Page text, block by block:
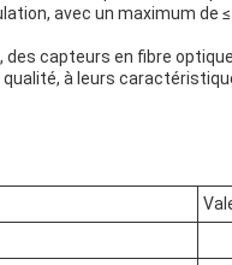
avec un maximum de
capteurs en fibre
à leurs